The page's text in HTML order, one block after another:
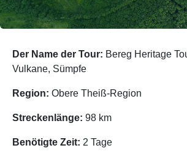
Der Name der Tour: Bereg Heritage
Vulkane, Sümpfe
Region: Obere Theiß-Region
Streckenlänge: 98 km
Benötigte Zeit: 2 Tage